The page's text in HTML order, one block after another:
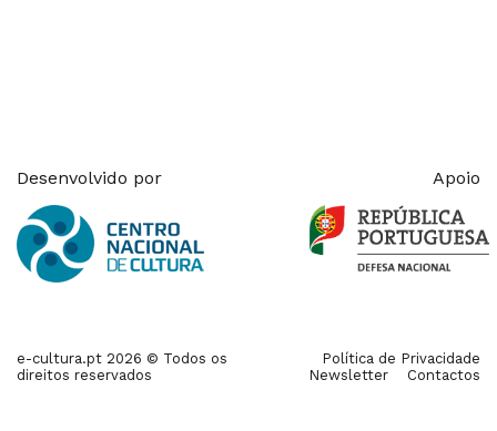
Desenvolvido por Apoio
e-cultura.pt 2026 © Todos os
direitos reservados
Política de Privacidade
Newsletter
Contactos